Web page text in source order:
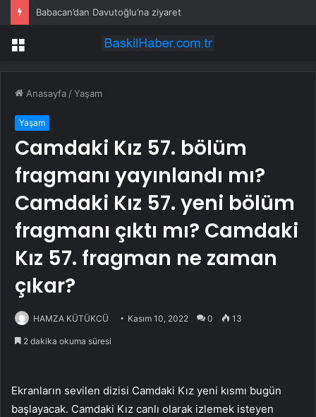
Babacan’dan Davutoğlu’na ziyaret
Menü
Anasayfa /Yaşam
Yaşam
Camdaki Kız 57. bölüm
fragmanı yayınlandı mı?
Camdaki Kız 57. yeni bölüm
fragmanı çıktı mı? Camdaki
Kız 57. fragman ne zaman
çıkar?
HAMZA KÜTÜKCÜ Kasım 10, 2022 0 13
2 dakika okuma süresi
Ekranların sevilen dizisi Camdaki Kız yeni kısmı bugün
başlayacak. Camdaki Kız canlı olarak izlemek isteyen